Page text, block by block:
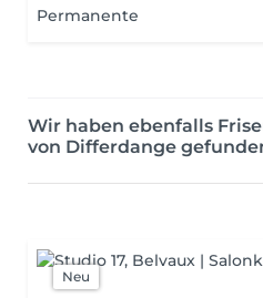
Permanente
Wir haben ebenfalls
von Differdange
Neu